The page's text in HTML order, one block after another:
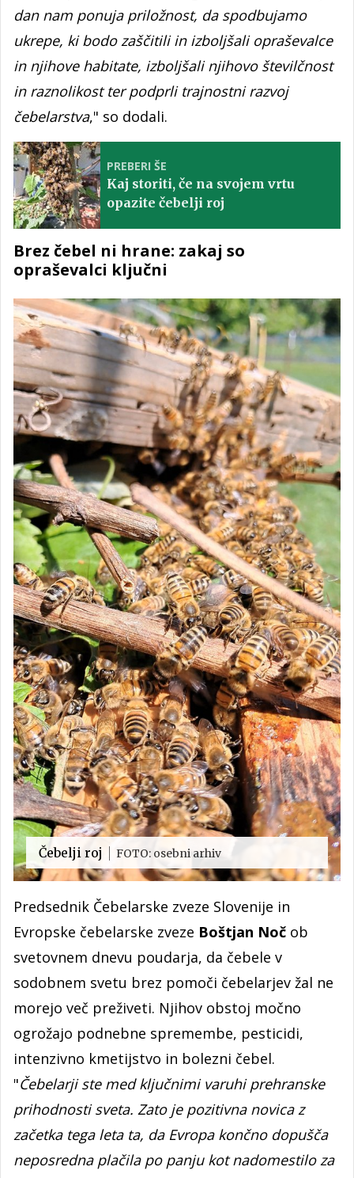
dan nam ponuja priložnost, da spodbujamo
ukrepe, ki bodo zaščitili in izboljšali opraševalce
in njihove habitate, izboljšali njihovo številčnost
in raznolikost ter podprli trajnostni razvoj
čebelarstva," so dodali.
PREBERI ŠE
Kaj storiti, če na svojem vrtu
opazite čebelji roj
Brez čebel ni hrane: zakaj so
opraševalci ključni
Čebelji roj FOTO: osebni arhiv
Predsednik Čebelarske zveze Slovenije in
Evropske čebelarske zveze Boštjan Noč ob
svetovnem dnevu poudarja, da čebele v
sodobnem svetu brez pomoči čebelarjev žal ne
morejo več preživeti. Njihov obstoj močno
ogrožajo podnebne spremembe, pesticidi,
intenzivno kmetijstvo in bolezni čebel.
"Čebelarji ste med ključnimi varuhi prehranske
prihodnosti sveta. Zato je pozitivna novica z
začetka tega leta ta, da Evropa končno dopušča
neposredna plačila po panju kot nadomestilo za